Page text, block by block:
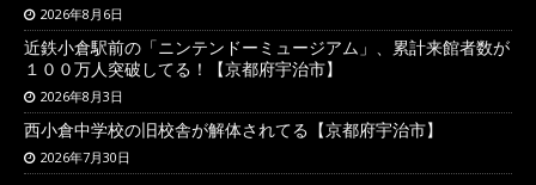
2026年8月6日
近鉄小倉駅前の「ニンテンドーミュージアム」、累計来館者数が
１００万人突破してる！【京都府宇治市】
2026年8月3日
西小倉中学校の旧校舎が解体されてる【京都府宇治市】
2026年7月30日